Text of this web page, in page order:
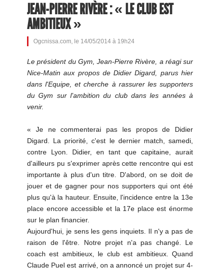
JEAN-PIERRE RIVÈRE : « LE CLUB EST
AMBITIEUX »
Ogcnissa.com, le 14/05/2014 à 19h24
Le président du Gym, Jean-Pierre Rivère, a réagi sur
Nice-Matin aux propos de Didier Digard, parus hier
dans l'Equipe, et cherche à rassurer les supporters
du Gym sur l'ambition du club dans les années à
venir.
« Je ne commenterai pas les propos de Didier
Digard. La priorité, c'est le dernier match, samedi,
contre Lyon. Didier, en tant que capitaine, aurait
d'ailleurs pu s'exprimer après cette rencontre qui est
importante à plus d'un titre. D'abord, on se doit de
jouer et de gagner pour nos supporters qui ont été
plus qu'à la hauteur. Ensuite, l'incidence entre la 13e
place encore accessible et la 17e place est énorme
sur le plan financier.
Aujourd'hui, je sens les gens inquiets. Il n'y a pas de
raison de l'être. Notre projet n'a pas changé. Le
coach est ambitieux, le club est ambitieux. Quand
Claude Puel est arrivé, on a annoncé un projet sur 4-